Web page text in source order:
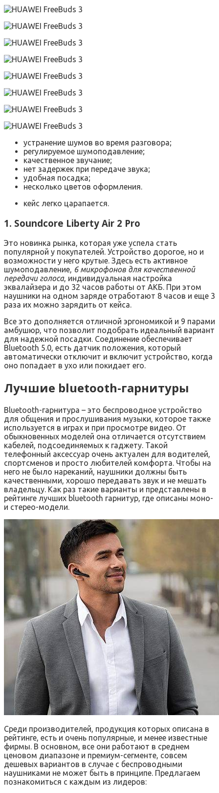
устранение шумов во время разговора;
регулируемое шумоподавление;
качественное звучание;
нет задержек при передаче звука;
удобная посадка;
несколько цветов оформления.
кейс легко царапается.
1. Soundcore Liberty Air 2 Pro
Это новинка рынка, которая уже успела стать
популярной у покупателей. Устройство дорогое, но и
возможности у него крутые. Здесь есть активное
шумоподавление, 6 микрофонов для качественной
передачи голоса, индивидуальная настройка
эквалайзера и до 32 часов работы от АКБ. При этом
наушники на одном заряде отработают 8 часов и еще 3
раза их можно зарядить от кейса.
Все это дополняется отличной эргономикой и 9 парами
амбушюр, что позволит подобрать идеальный вариант
для надежной посадки. Соединение обеспечивает
Bluetooth 5.0, есть датчик положения, который
автоматически отключит и включит устройство, когда
оно попадает в ухо или покидает его.
Лучшие bluetooth-гарнитуры
Вluetooth-гарнитура – это беспроводное устройство
для общения и прослушивания музыки, которое также
используется в играх и при просмотре видео. От
обыкновенных моделей она отличается отсутствием
кабелей, подсоединяемых к гаджету. Такой
телефонный аксессуар очень актуален для водителей,
спортсменов и просто любителей комфорта. Чтобы на
него не было нареканий, наушники должны быть
качественными, хорошо передавать звук и не мешать
владельцу. Как раз такие варианты и представлены в
рейтинге лучших bluetooth гарнитур, где описаны моно-
и стерео-модели.
Среди производителей, продукция которых описана в
рейтинге, есть и очень популярные, и менее известные
фирмы. В основном, все они работают в среднем
ценовом диапазоне и премиум-сегменте, совсем
дешевых вариантов в случае с беспроводными
наушниками не может быть в принципе. Предлагаем
познакомиться с каждым из лидеров: